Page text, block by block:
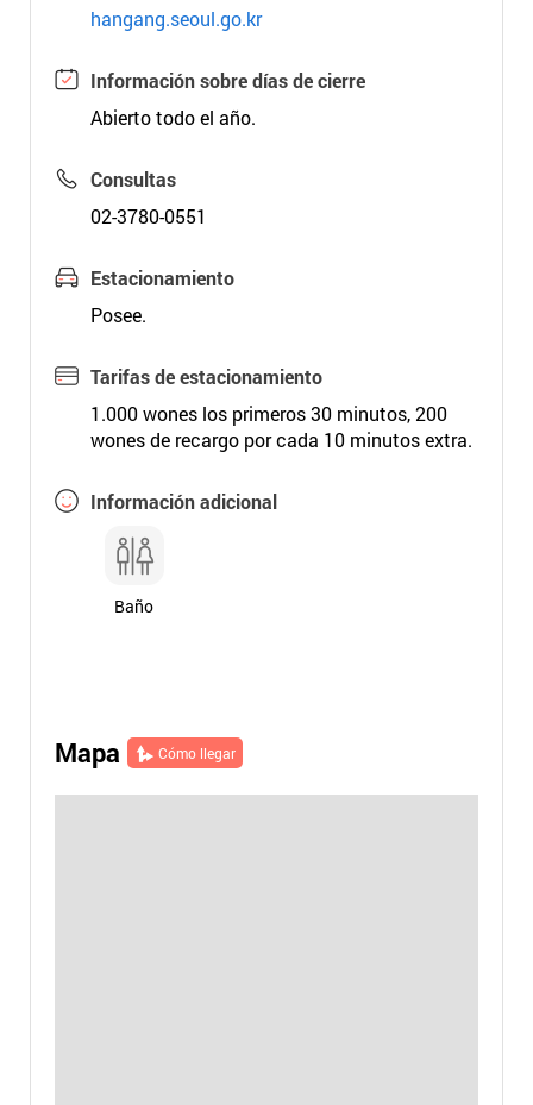
hangang.seoul.go.kr
Información sobre días de cierre
Abierto todo el año.
Consultas
02-3780-0551
Estacionamiento
Posee.
Tarifas de estacionamiento
1.000 wones los primeros 30 minutos, 200
wones de recargo por cada 10 minutos extra.
Información adicional
Baño
Mapa Cómo llegar